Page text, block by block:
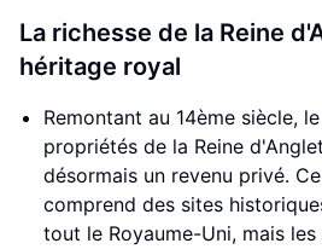
La richesse de la Reine
héritage royal
Remontant au 14ème siècle,
propriétés de la Reine
désormais un revenu privé.
comprend des sites
tout le Royaume-Uni, mais